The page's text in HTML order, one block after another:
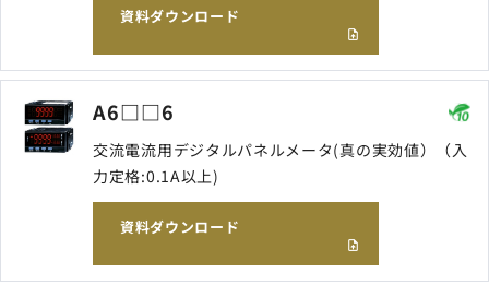
資料ダウンロード
A6□□6
交流電流用デジタルパネルメータ(真の実効値）（入
力定格:0.1A以上)
資料ダウンロード